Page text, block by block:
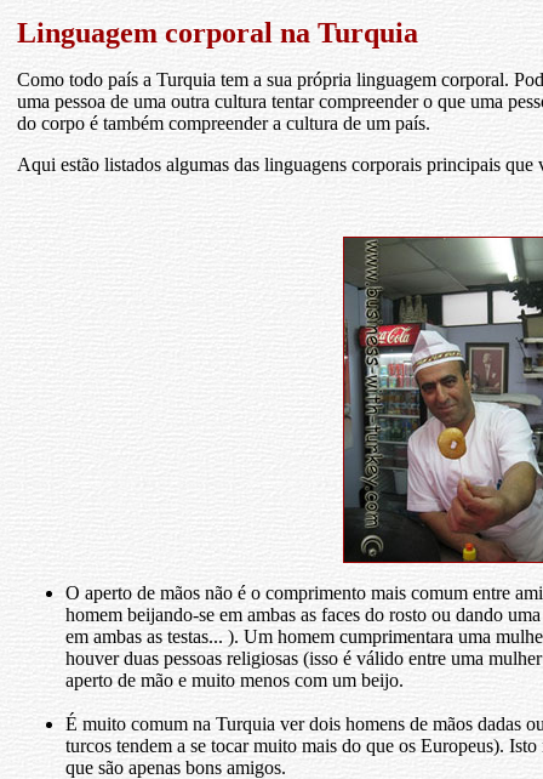
Linguagem corporal na Turquia
Como todo país a Turquia tem a sua própria linguagem corporal.
uma pessoa de uma outra cultura tentar compreender o que uma
do corpo é também compreender a cultura de um país.
Aqui estão listados algumas das linguagens corporais principais
O aperto de mãos não é o comprimento mais comum entre
homem beijando-se em ambas as faces do rosto ou dando
em ambas as testas... ). Um homem cumprimentara uma
houver duas pessoas religiosas (isso é válido entre uma
aperto de mão e muito menos com um beijo.
É muito comum na Turquia ver dois homens de mãos dadas
turcos tendem a se tocar muito mais do que os Europeus).
que são apenas bons amigos.